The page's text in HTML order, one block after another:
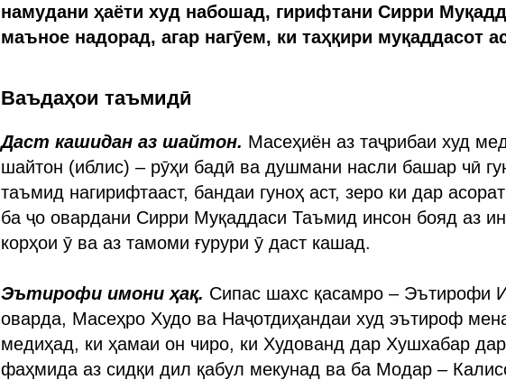
намудани ҳаёти худ набошад, гирифтани Сирри
маъное надорад, агар нагӯем, ки таҳқири муқаддасот
Ваъдаҳои таъмидӣ
Даст кашидан аз шайтон. Масеҳиён аз таҷрибаи худ
шайтон (иблис) – рӯҳи бадӣ ва душмани насли башар чӣ
таъмид нагирифтааст, бандаи гуноҳ аст, зеро ки дар
ба ҷо овардани Сирри Муқаддаси Таъмид инсон бояд аз
корҳои ӯ ва аз тамоми ғурури ӯ даст кашад.
Эътирофи имони ҳақ. Сипас шахс қасамро – Эътирофи
оварда, Масеҳро Худо ва Наҷотдиҳандаи худ эътироф
медиҳад, ки ҳамаи он чиро, ки Худованд дар Хушхабар
фаҳмида аз сидқи дил қабул мекунад ва ба Модар –